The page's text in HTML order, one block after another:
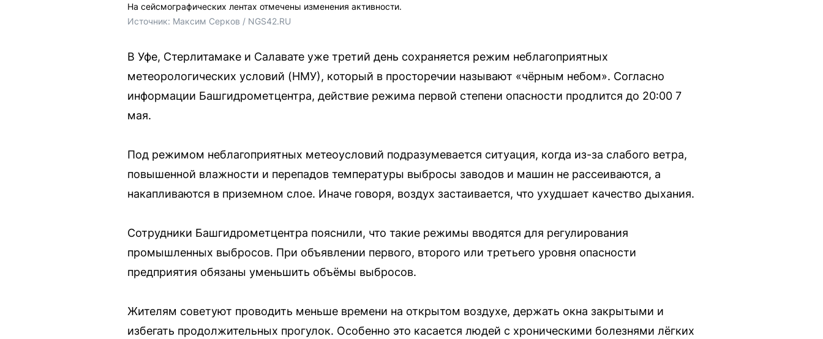
На сейсмографических лентах отмечены изменения активности.
Источник: Максим Серков / NGS42.RU
В Уфе, Стерлитамаке и Салавате уже третий день сохраняется режим неблагоприятных
метеорологических условий (НМУ), который в просторечии называют «чёрным небом». Согласно
информации Башгидрометцентра, действие режима первой степени опасности продлится до 20:00 7
мая.
Под режимом неблагоприятных метеоусловий подразумевается ситуация, когда из-за слабого ветра,
повышенной влажности и перепадов температуры выбросы заводов и машин не рассеиваются, а
накапливаются в приземном слое. Иначе говоря, воздух застаивается, что ухудшает качество дыхания.
Сотрудники Башгидрометцентра пояснили, что такие режимы вводятся для регулирования
промышленных выбросов. При объявлении первого, второго или третьего уровня опасности
предприятия обязаны уменьшить объёмы выбросов.
Жителям советуют проводить меньше времени на открытом воздухе, держать окна закрытыми и
избегать продолжительных прогулок. Особенно это касается людей с хроническими болезнями лёгких